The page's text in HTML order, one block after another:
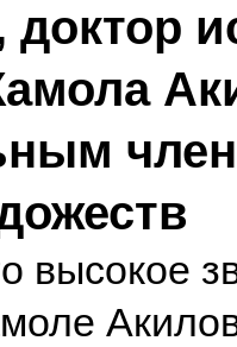
доктор
высокое